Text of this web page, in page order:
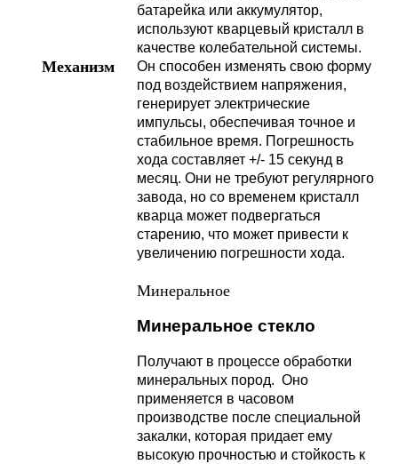
Механизм
батарейка или аккумулятор,
используют кварцевый кристалл в
качестве колебательной системы.
Он способен изменять свою форму
под воздействием напряжения,
генерирует электрические
импульсы, обеспечивая точное и
стабильное время. Погрешность
хода составляет +/- 15 секунд в
месяц. Они не требуют регулярного
завода, но со временем кристалл
кварца может подвергаться
старению, что может привести к
увеличению погрешности хода.
Минеральное
Минеральное стекло
Получают в процессе обработки
минеральных пород. Оно
применяется в часовом
производстве после специальной
закалки, которая придает ему
высокую прочностью и стойкость к